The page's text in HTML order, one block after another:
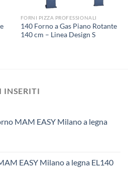
FORNI PIZZA PROFESSIONALI
140 Forno a Gas Piano Rotante
140 cm – Linea Design S
INSERITI
MAM EASY Milano a legna
EASY Milano a legna EL140